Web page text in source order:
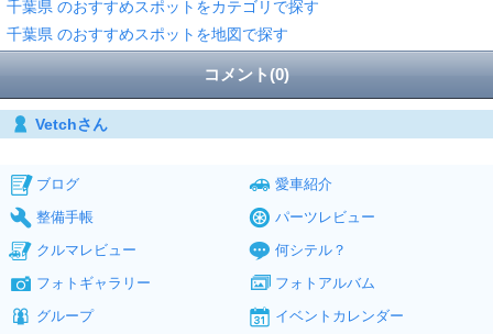
千葉県 のおすすめスポットをカテゴリで探す
千葉県 のおすすめスポットを地図で探す
コメント(0)
Vetchさん
ブログ
愛車紹介
整備手帳
パーツレビュー
クルマレビュー
何シテル？
フォトギャラリー
フォトアルバム
グループ
イベントカレンダー